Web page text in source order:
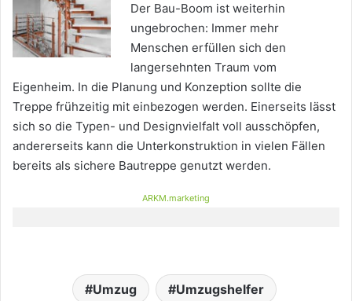
Der Bau-Boom ist weiterhin
ungebrochen: Immer mehr
Menschen erfüllen sich den
langersehnten Traum vom
Eigenheim. In die Planung und Konzeption sollte die
Treppe frühzeitig mit einbezogen werden. Einerseits lässt
sich so die Typen- und Designvielfalt voll ausschöpfen,
andererseits kann die Unterkonstruktion in vielen Fällen
bereits als sichere Bautreppe genutzt werden.
ARKM.marketing
Umzug Umzugshelfer